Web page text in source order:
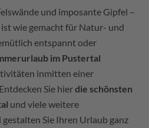
und imposante Gipfel –
ist wie gemacht für Natur- und
entspannt oder
im Pustertal
inmitten einer
Sie hierdie schönsten
und viele weitere
Sie Ihren Urlaub ganz